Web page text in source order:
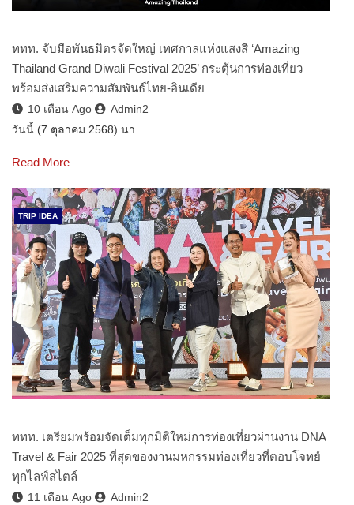
ททท. จับมือพันธมิตรจัดใหญ่ เทศกาลแห่งแสงสี ‘Amazing
Thailand Grand Diwali Festival 2025’ กระตุ้นการท่องเที่ยว
พร้อมส่งเสริมความสัมพันธ์ไทย-อินเดีย
10 เดือน Ago
Admin2
วันนี้ (7 ตุลาคม 2568) นา…
Read More
TRIP IDEA
ททท. เตรียมพร้อมจัดเต็มทุกมิติใหม่การท่องเที่ยวผ่านงาน DNA
Travel & Fair 2025 ที่สุดของงานมหกรรมท่องเที่ยวที่ตอบโจทย์
ทุกไลฟ์สไตล์
11 เดือน Ago
Admin2